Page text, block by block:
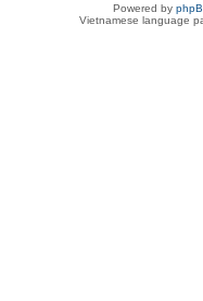
Powered by
Vietnamese language